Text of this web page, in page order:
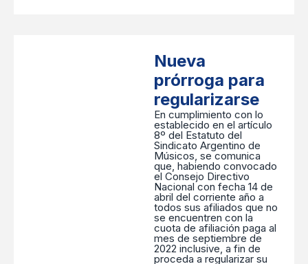
Nueva
prórroga para
regularizarse
En cumplimiento con lo
establecido en el artículo
8º del Estatuto del
Sindicato Argentino de
Músicos, se comunica
que, habiendo convocado
el Consejo Directivo
Nacional con fecha 14 de
abril del corriente año a
todos sus afiliados que no
se encuentren con la
cuota de afiliación paga al
mes de septiembre de
2022 inclusive, a fin de
proceda a regularizar su